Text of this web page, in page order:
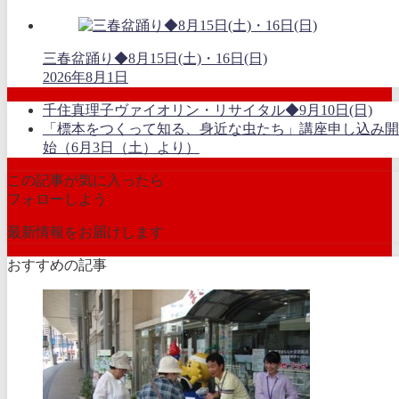
三春盆踊り◆8月15日(土)・16日(日)
2026年8月1日
千住真理子ヴァイオリン・リサイタル◆9月10日(日)
「標本をつくって知る、身近な虫たち」講座申し込み開
始（6月3日（土）より）
この記事が気に入ったら
フォローしよう
最新情報をお届けします
おすすめの記事